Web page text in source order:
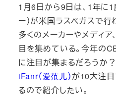
1月6日から9日は、1年に1
ー）が米国ラスベガスで
多くのメーカーやメディ
目を集めている。今年の
に注目が集まるだろうか
iFanr（爱范儿）が10大注
るので紹介したい。